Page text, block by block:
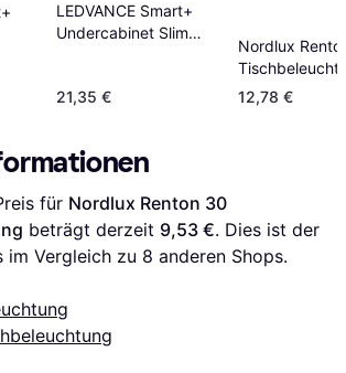
LEDVANCE Smart+
Undercabinet Slim
21,35 €
Nordlux
12,78 €
für Nordlux Renton 30
beträgt derzeit 9,53 €. Dies ist der
im Vergleich zu 8 anderen Shops.